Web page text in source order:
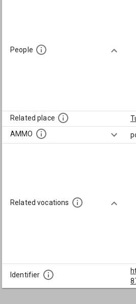
People
Related place
AMMO
Related vocations
Identifier